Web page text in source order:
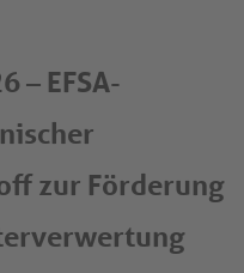
– EFSA-
zur Förderung